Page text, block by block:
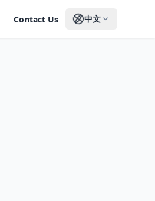
Contact Us 中文